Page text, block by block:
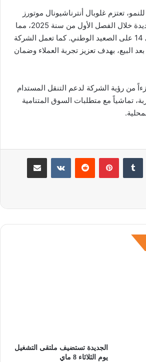
تعتزم غلوبال أنترناشيونال موتورز
افتتاح ثلاث نقاط بيع جديدة خلال الفصل الأول من سنة 2025، مما
سيرفع عدد فروعها إلى 14 على الصعيد الوطني. كما تعمل الشركة
البيع، بهدف تعزيز تجربة العملاء وضمان
من رؤية الشركة لدعم التنقل المستدام
تماشياً مع متطلبات السوق المتنامية
بينتيريست مشاركة عبر البريد
الجديدة تستضيف ملتقى التشغيل
يوم الثلاثاء 8 ماي